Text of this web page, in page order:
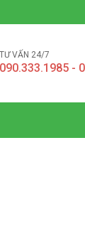
TƯ VẤN 24/7
090.333.1985 -